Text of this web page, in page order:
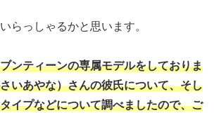
らっしゃるかと思います。
ンティーンの専属モデルをしておりま
いあやな）さんの彼氏について、そし
イプなどについて調べましたので、ご